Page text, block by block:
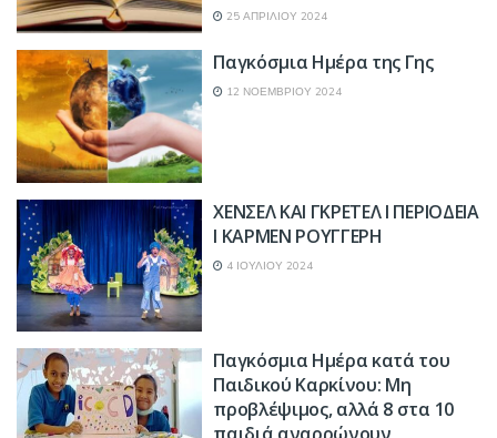
25 ΑΠΡΙΛΊΟΥ 2024
Παγκόσμια Ημέρα της Γης
12 ΝΟΕΜΒΡΊΟΥ 2024
ΧΕΝΣΕΛ ΚΑΙ ΓΚΡΕΤΕΛ Ι ΠΕΡΙΟΔΕΙΑ
Ι ΚΑΡΜΕΝ ΡΟΥΓΓΕΡΗ
4 ΙΟΥΛΊΟΥ 2024
Παγκόσμια Ημέρα κατά του
Παιδικού Καρκίνου: Μη
προβλέψιμος, αλλά 8 στα 10